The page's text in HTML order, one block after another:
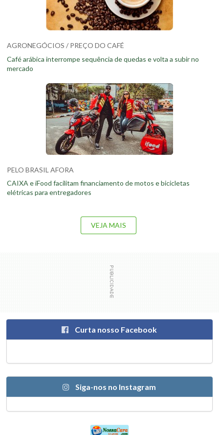
AGRONEGÓCIOS / PREÇO DO CAFÉ
Café arábica interrompe sequência de quedas e volta a subir no
mercado
PELO BRASIL AFORA
CAIXA e iFood facilitam financiamento de motos e bicicletas
elétricas para entregadores
VEJA MAIS
Curta nosso Facebook
Siga-nos no Instagram